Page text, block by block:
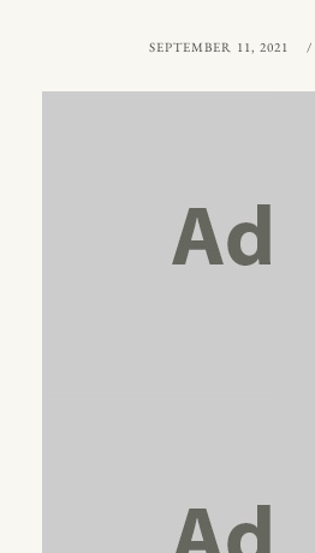
PUBLICERAT
SEPTEMBER 11, 2021